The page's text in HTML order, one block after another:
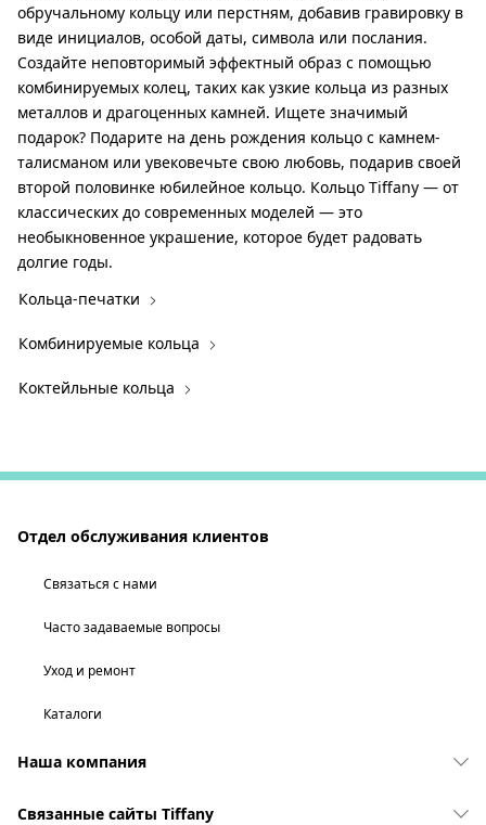
обручальному кольцу или перстням, добавив гравировку в
виде инициалов, особой даты, символа или послания.
Создайте неповторимый эффектный образ с помощью
комбинируемых колец, таких как узкие кольца из разных
металлов и драгоценных камней. Ищете значимый
подарок? Подарите на день рождения кольцо с камнем-
талисманом или увековечьте свою любовь, подарив своей
второй половинке юбилейное кольцо. Кольцо Tiffany — от
классических до современных моделей — это
необыкновенное украшение, которое будет радовать
долгие годы.
Кольца-печатки
Комбинируемые кольца
Коктейльные кольца
Отдел обслуживания клиентов
Связаться с нами
Часто задаваемые вопросы
Уход и ремонт
Каталоги
Наша компания
Связанные сайты Tiffany